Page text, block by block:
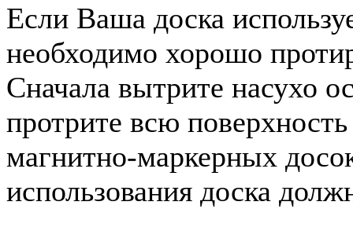
Если Ваша доска
необходимо хорошо
Сначала вытрите насухо
протрите всю
магнитно-маркерных
использования доска